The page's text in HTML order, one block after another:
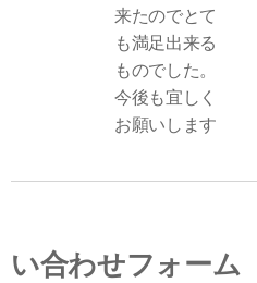
来たのでとて
も満足出来る
ものでした。
今後も宜しく
お願いします
い合わせフォーム